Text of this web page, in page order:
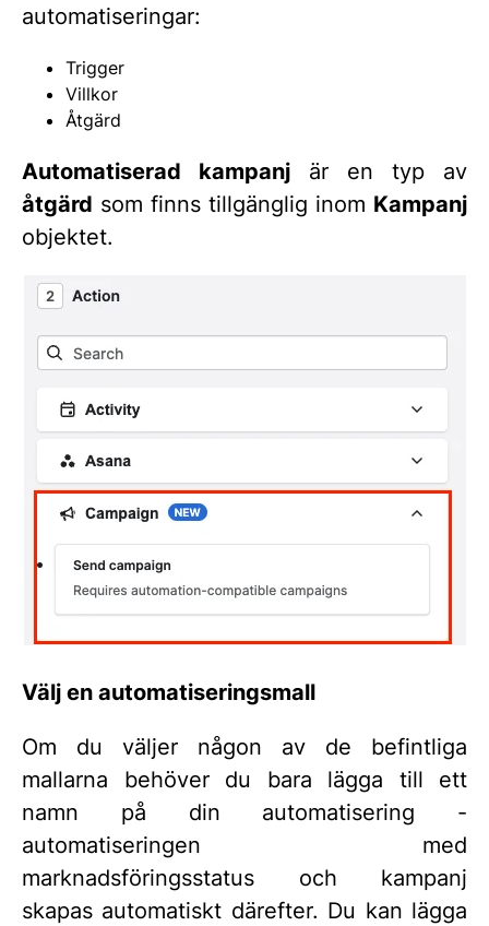
automatiseringar:
Trigger
Villkor
Åtgärd
Automatiserad kampanj är en typ av
åtgärd som finns tillgänglig inom Kampanj
objektet.
Välj en automatiseringsmall
Om du väljer någon av de befintliga
mallarna behöver du bara lägga till ett
namn på din automatisering -
automatiseringen med
marknadsföringsstatus och kampanj
skapas automatiskt därefter. Du kan lägga